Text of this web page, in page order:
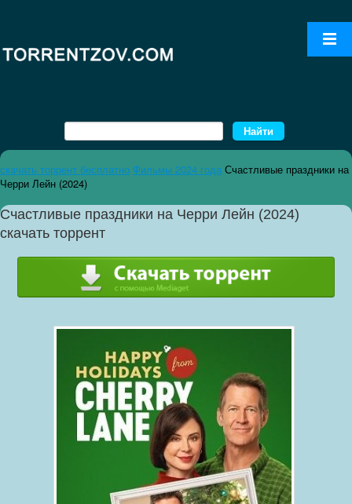
скачать торрент бесплатно Фильмы 2024 года Счастливые праздники на
Черри Лейн (2024)
Счастливые праздники на Черри Лейн (2024)
скачать торрент